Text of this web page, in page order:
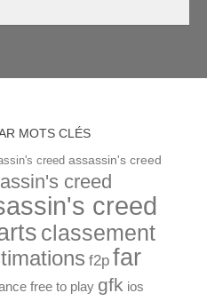
MOTS CLÉS
creed assassin's creed
creed
creed
classement
f2p far
free to play gfk ios